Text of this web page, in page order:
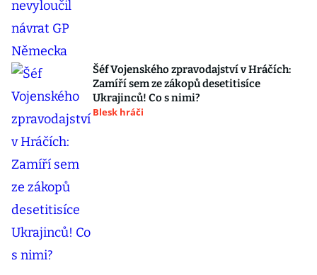
Šéf Vojenského zpravodajství v Hráčích:
Zamíří sem ze zákopů desetitisíce
Ukrajinců! Co s nimi?
Blesk hráči